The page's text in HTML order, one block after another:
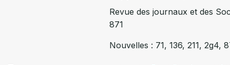
Revue des journaux et des
871
Nouvelles : 71, 136, 211, 2g4,